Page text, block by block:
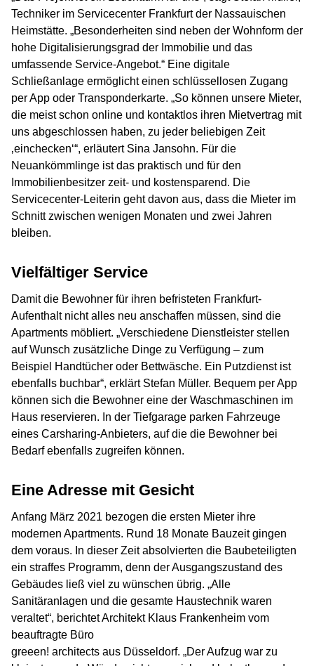
Techniker im Servicecenter Frankfurt der Nassauischen
Heimstätte. „Besonderheiten sind neben der Wohnform der
hohe Digitalisierungsgrad der Immobilie und das
umfassende Service-Angebot.“ Eine digitale
Schließanlage ermöglicht einen schlüssellosen Zugang
per App oder Transponderkarte. „So können unsere Mieter,
die meist schon online und kontaktlos ihren Mietvertrag mit
uns abgeschlossen haben, zu jeder beliebigen Zeit
‚einchecken‘“, erläutert Sina Jansohn. Für die
Neuankömmlinge ist das praktisch und für den
Immobilienbesitzer zeit- und kostensparend. Die
Servicecenter-Leiterin geht davon aus, dass die Mieter im
Schnitt zwischen wenigen Monaten und zwei Jahren
bleiben.
Vielfältiger Service
Damit die Bewohner für ihren befristeten Frankfurt-
Aufenthalt nicht alles neu anschaffen müssen, sind die
Apartments möbliert. „Verschiedene Dienstleister stellen
auf Wunsch zusätzliche Dinge zu Verfügung – zum
Beispiel Handtücher oder Bettwäsche. Ein Putzdienst ist
ebenfalls buchbar“, erklärt Stefan Müller. Bequem per App
können sich die Bewohner eine der Waschmaschinen im
Haus reservieren. In der Tiefgarage parken Fahrzeuge
eines Carsharing-Anbieters, auf die die Bewohner bei
Bedarf ebenfalls zugreifen können.
Eine Adresse mit Gesicht
Anfang März 2021 bezogen die ersten Mieter ihre
modernen Apartments. Rund 18 Monate Bauzeit gingen
dem voraus. In dieser Zeit absolvierten die Baubeteiligten
ein straffes Programm, denn der Ausgangszustand des
Gebäudes ließ viel zu wünschen übrig. „Alle
Sanitäranlagen und die gesamte Haustechnik waren
veraltet“, berichtet Architekt Klaus Frankenheim vom
beauftragte Büro
greeen! architects aus Düsseldorf. „Der Aufzug war zu